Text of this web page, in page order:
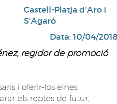
Castell-Platja d'Aro i
S'Agaró
Data: 10/04/
regidor de promoció
i oferir-los eines
els reptes de futur,